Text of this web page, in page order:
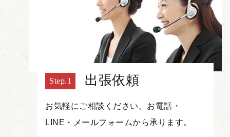
出張依頼
お気軽にご相談ください。お電話・
LINE・メールフォームから承ります。